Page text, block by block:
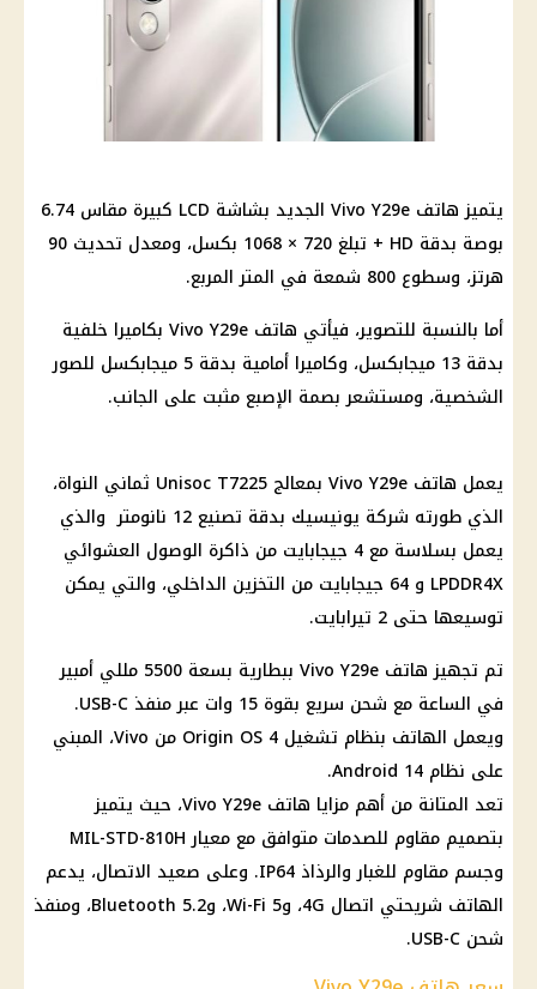
يتميز هاتف Vivo Y29e الجديد بشاشة LCD كبيرة مقاس 6.74
بوصة بدقة HD + تبلغ 720 × 1068 بكسل، ومعدل تحديث 90
هرتز، وسطوع 800 شمعة في المتر المربع.
أما بالنسبة للتصوير، فيأتي هاتف Vivo Y29e بكاميرا خلفية
بدقة 13 ميجابكسل، وكاميرا أمامية بدقة 5 ميجابكسل للصور
الشخصية، ومستشعر بصمة الإصبع مثبت على الجانب.
يعمل هاتف Vivo Y29e بمعالج Unisoc T7225 ثماني النواة،
الذي طورته شركة يونيسيك بدقة تصنيع 12 نانومتر والذي
يعمل بسلاسة مع 4 جيجابايت من ذاكرة الوصول العشوائي
LPDDR4X و 64 جيجابايت من التخزين الداخلي، والتي يمكن
توسيعها حتى 2 تيرابايت.
تم تجهيز هاتف Vivo Y29e ببطارية بسعة 5500 مللي أمبير
في الساعة مع شحن سريع بقوة 15 وات عبر منفذ USB-C.
ويعمل الهاتف بنظام تشغيل Origin OS 4 من Vivo، المبني
على نظام Android 14.
تعد المتانة من أهم مزايا هاتف Vivo Y29e، حيث يتميز
بتصميم مقاوم للصدمات متوافق مع معيار MIL-STD-810H
وجسم مقاوم للغبار والرذاذ IP64. وعلى صعيد الاتصال، يدعم
الهاتف شريحتي اتصال 4G، وWi-Fi 5، وBluetooth 5.2، ومنفذ
شحن USB-C.